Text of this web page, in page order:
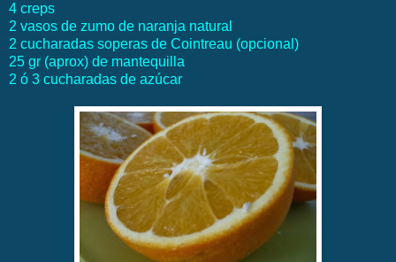
4 creps
2 vasos de zumo de naranja natural
2 cucharadas soperas de Cointreau (opcional)
25 gr (aprox) de mantequilla
2 ó 3 cucharadas de azúcar